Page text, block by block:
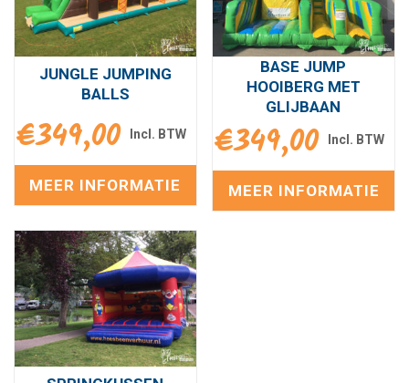
JUNGLE JUMPING
BALLS
€349,00
MEER INFORMATIE
BASE JUMP
HOOIBERG MET
GLIJBAAN
€349,00
MEER INFORMATIE